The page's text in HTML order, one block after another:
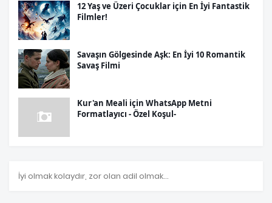
12 Yaş ve Üzeri Çocuklar için En İyi Fantastik
Filmler!
Savaşın Gölgesinde Aşk: En İyi 10 Romantik
Savaş Filmi
Kur'an Meali için WhatsApp Metni
Formatlayıcı - Özel Koşul-
İyi olmak kolaydır, zor olan adil olmak...